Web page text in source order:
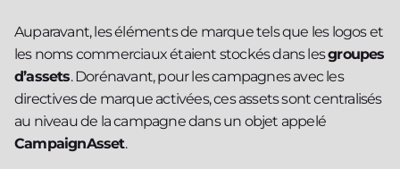
Auparavant, les éléments de marque tels que les logos et
les noms commerciaux étaient stockés dans lesgroupes
d’assets. Dorénavant, pour les campagnes avec les
directives de marque activées, ces assets sont centralisés
au niveau de la campagne dans un objet appelé
CampaignAsset.